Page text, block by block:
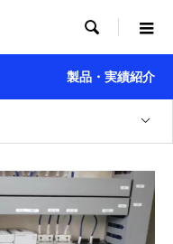

製品・実績紹介